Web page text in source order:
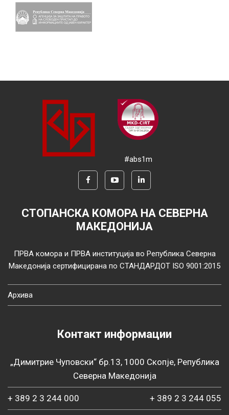
#abs1m
СТОПАНСКА КОМОРА НА СЕВЕРНА
МАКЕДОНИЈА
ПРВА комора и ПРВА институција во Република Северна
Македонија сертифицирана по СТАНДАРДОТ ISO 9001:2015
Архива
Контакт информации
„Димитрие Чуповски“ бр.13, 1000 Скопје, Република
Северна Македонија
+ 389 2 3 244 000 + 389 2 3 244 055